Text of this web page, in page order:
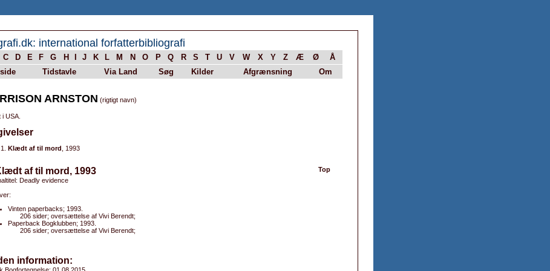
international forfatterbibliografi
C D E F G H J K L M N O P Q R S T U V W X Y Z Æ Ø
Å
Tidstavle Via Land Søg Kilder Afgrænsning Om
ARNSTON (rigtigt navn)
USA.
Klædt af til mord , 1993
Top
af til mord, 1993
Deadly evidence
Vinten paperbacks; 1993.
206 sider; oversættelse af Vivi Berendt;
Paperback Bogklubben; 1993.
206 sider; oversættelse af Vivi Berendt;
information: